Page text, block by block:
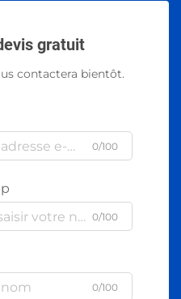
gratuit
contactera bientôt.
0/100
0/100
0/100